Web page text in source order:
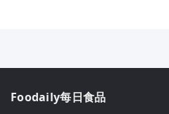
Foodaily每日食品